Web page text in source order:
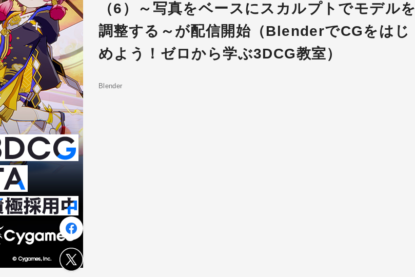
（6）～写真をベースにスカルプトでモデルを
調整する～が配信開始（BlenderでCGをはじ
めよう！ゼロから学ぶ3DCG教室）
Blender